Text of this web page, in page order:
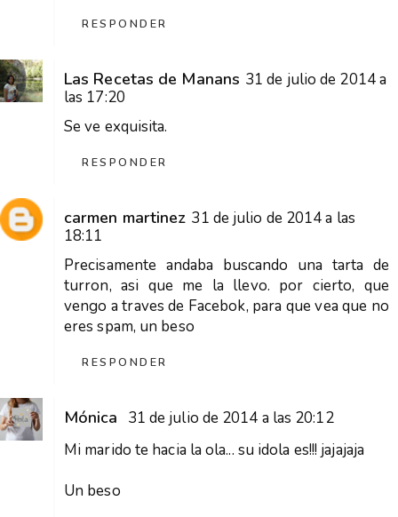
RESPONDER
Las Recetas de Manans 31 de julio de 2014 a
las 17:20
Se ve exquisita.
RESPONDER
carmen martinez 31 de julio de 2014 a las
18:11
Precisamente andaba buscando una tarta de
turron, asi que me la llevo. por cierto, que
vengo a traves de Facebok, para que vea que no
eres spam, un beso
RESPONDER
Mónica
31 de julio de 2014 a las 20:12
Mi marido te hacia la ola... su idola es!!! jajajaja
Un beso